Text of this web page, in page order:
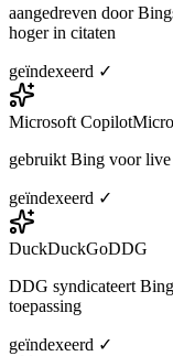
aangedreven door
hoger in citaten
geïndexeerd ✓
Microsoft Copilot
gebruikt Bing voor
geïndexeerd ✓
DuckDuckGoDDG
DDG syndicateert
toepassing
geïndexeerd ✓